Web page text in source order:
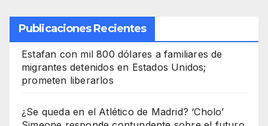
entradas
Publicaciones Recientes
Estafan con mil 800 dólares a familiares de
migrantes detenidos en Estados Unidos;
prometen liberarlos
¿Se queda en el Atlético de Madrid? ‘Cholo’